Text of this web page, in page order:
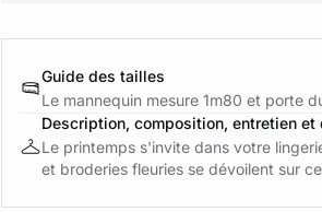
Guide des tailles
Le mannequin mesure 1m80 et porte
Description, composition, entretien et
Le printemps s'invite dans votre
et broderies fleuries se dévoilent sur